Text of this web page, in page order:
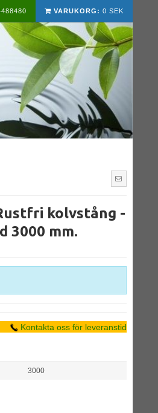
VARUKORG: 0 SEK
kolvstång -
3000 mm.
Kontakta oss för leveranstid
3000